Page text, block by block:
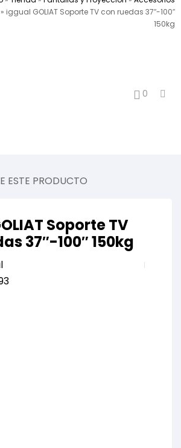
» iggual GOLIAT Soporte TV con ruedas 37″-100″
150kg
0
ESTE PRODUCTO
Soporte TV
37″-100″ 150kg